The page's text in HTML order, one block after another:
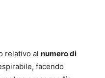
relativo al numero di
facendo